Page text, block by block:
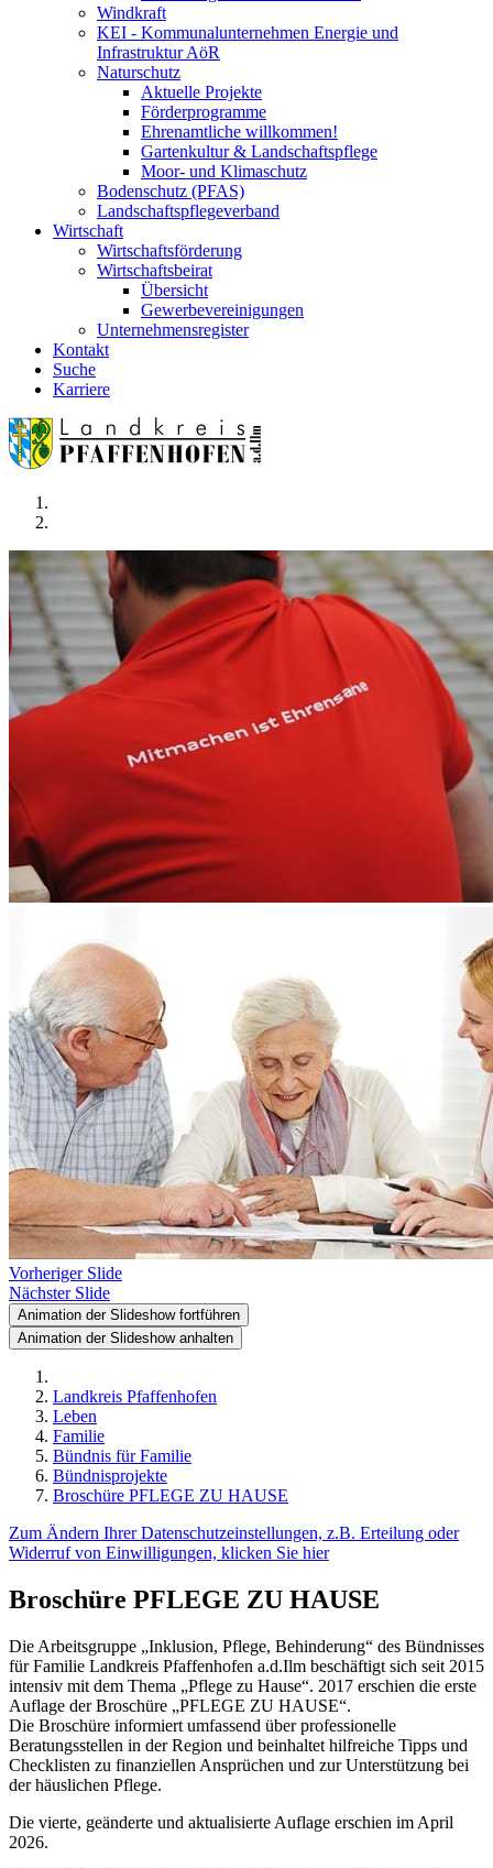
Windkraft
KEI - Kommunalunternehmen Energie und
Infrastruktur AöR
Naturschutz
Aktuelle Projekte
Förderprogramme
Ehrenamtliche willkommen!
Gartenkultur & Landschaftspflege
Moor- und Klimaschutz
Bodenschutz (PFAS)
Landschaftspflegeverband
Wirtschaft
Wirtschaftsförderung
Wirtschaftsbeirat
Übersicht
Gewerbevereinigungen
Unternehmensregister
Kontakt
Suche
Karriere
Vorheriger Slide
Nächster Slide
Animation der Slideshow fortführen
Animation der Slideshow anhalten
Landkreis Pfaffenhofen
Leben
Familie
Bündnis für Familie
Bündnisprojekte
Broschüre PFLEGE ZU HAUSE
Zum Ändern Ihrer Datenschutzeinstellungen, z.B. Erteilung oder
Widerruf von Einwilligungen, klicken Sie hier
Broschüre PFLEGE ZU HAUSE
Die Arbeitsgruppe „Inklusion, Pflege, Behinderung“ des Bündnisses
für Familie Landkreis Pfaffenhofen a.d.Ilm beschäftigt sich seit 2015
intensiv mit dem Thema „Pflege zu Hause“. 2017 erschien die erste
Auflage der Broschüre „PFLEGE ZU HAUSE“.
Die Broschüre informiert umfassend über professionelle
Beratungsstellen in der Region und beinhaltet hilfreiche Tipps und
Checklisten zu finanziellen Ansprüchen und zur Unterstützung bei
der häuslichen Pflege.
Die vierte, geänderte und aktualisierte Auflage erschien im April
2026.